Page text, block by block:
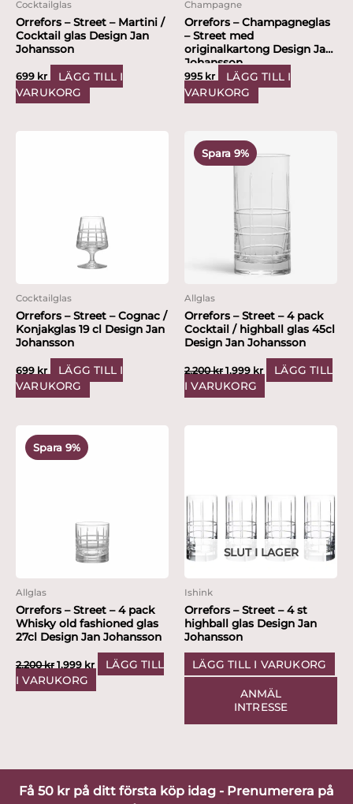
Cocktailglas
Orrefors – Street – Martini /
Cocktail glas Design Jan
Johansson
699 kr
LÄGG TILL I
VARUKORG
Champagne
Orrefors – Champagneglas
– Street med
originalkartong Design Jan
Johansson
995 kr
LÄGG TILL I
VARUKORG
Cocktailglas
Orrefors – Street – Cognac /
Konjakglas 19 cl Design Jan
Johansson
699 kr
LÄGG TILL I
VARUKORG
Spara 9%
Allglas
Orrefors – Street – 4 pack
Cocktail / highball glas 45cl
Design Jan Johansson
2,200kr
ursprungliga
priset
var:
1,999 kr
LÄGG TILL
I VARUKORG
Spara 9%
Allglas
Orrefors – Street – 4 pack
Whisky old fashioned glas
27cl Design Jan Johansson
2,200kr
ursprungliga
priset
1,999 kr
LÄGG TILL
I VARUKORG
SLUT I LAGER
Ishink
Orrefors – Street – 4 st
highball glas Design Jan
Johansson
LÄGG TILL I VARUKORG
ANMÄL
INTRESSE
Få 50 kr på ditt första köp idag - Prenumerera på